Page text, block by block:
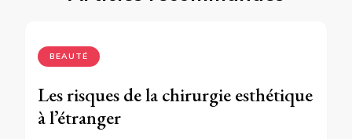
BEAUTÉ
Les risques de la chirurgie esthétique
à l’étranger